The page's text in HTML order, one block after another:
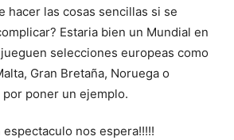
hacer las cosas sencillas si se
Estaria bien un Mundial en
selecciones europeas como
Gran Bretaña, Noruega o
por poner un ejemplo.
espectaculo nos espera!!!!!